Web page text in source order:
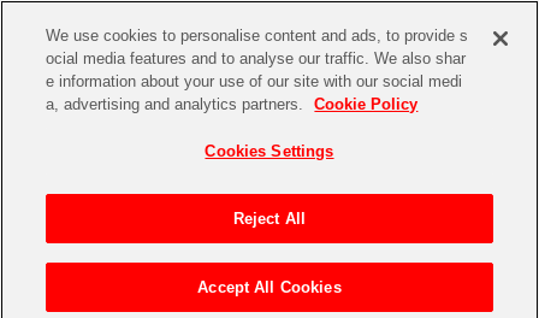
We use cookies to personalise content and ads, to provide s
ocial media features and to analyse our traffic. We also shar
e information about your use of our site with our social medi
a, advertising and analytics partners.
Cookie Policy
Cookies Settings
Reject All
Accept All Cookies